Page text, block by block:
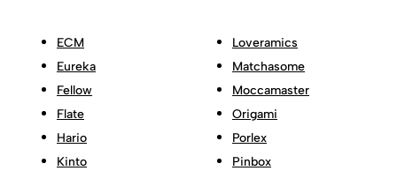
ECM
Eureka
Fellow
Flate
Hario
Kinto
Loveramics
Matchasome
Moccamaster
Origami
Porlex
Pinbox